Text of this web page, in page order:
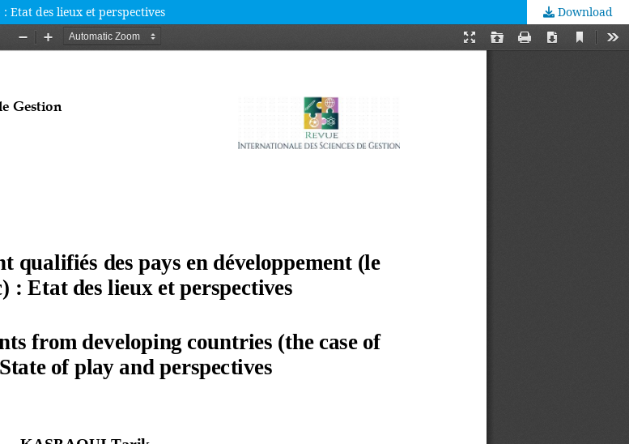
Etat des lieux et perspectives Download